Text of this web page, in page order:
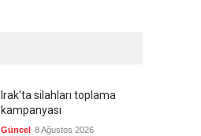
Irak'ta silahları toplama
kampanyası
Güncel 8 Ağustos 2026